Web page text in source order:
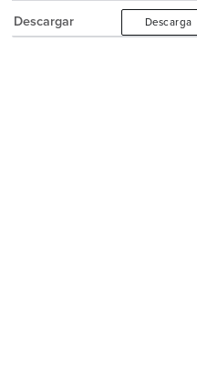
Descargar
Descarga